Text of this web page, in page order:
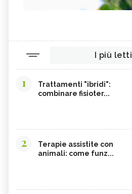
I più letti
1
Trattamenti "ibridi":
combinare fisioter...
2
Terapie assistite con
animali: come funz...